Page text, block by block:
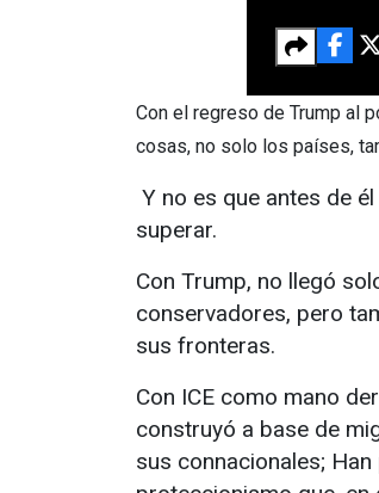
Con el regreso de Trump al
cosas, no solo los países,
Y no es que antes de
superar.
Con Trump, no llegó
conservadores, pero
sus fronteras.
Con ICE como mano
construyó a base de
sus connacionales;